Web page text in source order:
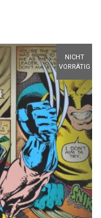
NICHT
VORRÄTIG